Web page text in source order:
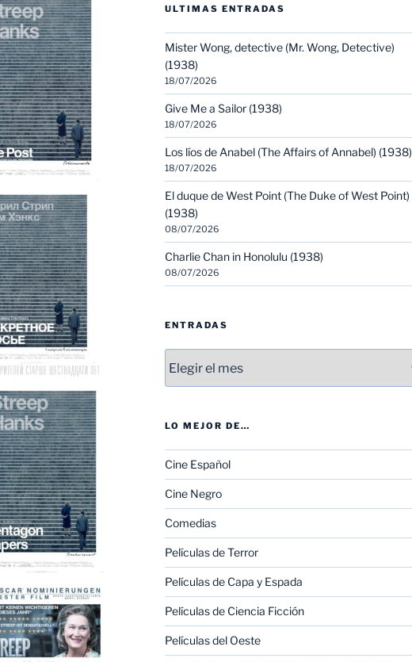
ULTIMAS ENTRADAS
Mister Wong, detective (Mr. Wong, Detective)
(1938)
18/07/2026
Give Me a Sailor (1938)
18/07/2026
Los líos de Anabel (The Affairs of Annabel) (1938)
18/07/2026
El duque de West Point (The Duke of West Point)
(1938)
08/07/2026
Charlie Chan in Honolulu (1938)
08/07/2026
ENTRADAS
LO MEJOR DE…
Cine Español
Cine Negro
Comedias
Películas de Terror
Películas de Capa y Espada
Películas de Ciencia Ficción
Películas del Oeste